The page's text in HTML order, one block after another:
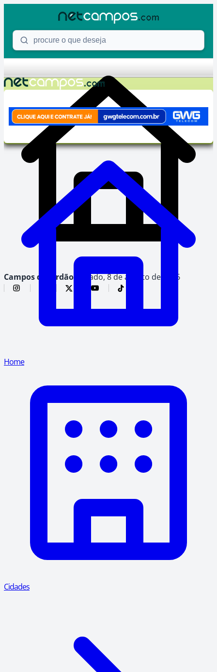
Procure o que deseja
Campos do Jordão, sábado, 8 de agosto de 2026
Home
Cidades